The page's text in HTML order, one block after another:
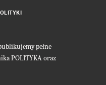
pełne
POLITYKA oraz